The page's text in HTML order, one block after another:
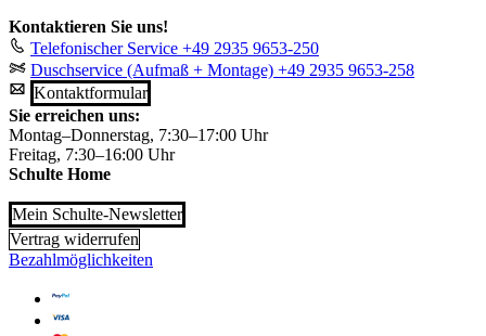
Kontaktieren Sie uns!
Telefonischer Service +49 2935 9653-250
Duschservice (Aufmaß + Montage) +49 2935 9653-258
Kontaktformular
Sie erreichen uns:
Montag–Donnerstag, 7:30–17:00 Uhr
Freitag, 7:30–16:00 Uhr
Schulte Home
Mein Schulte-Newsletter
Vertrag widerrufen
Bezahlmöglichkeiten